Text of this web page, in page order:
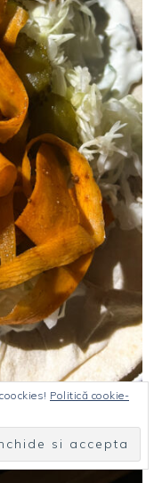
Politică cookie-